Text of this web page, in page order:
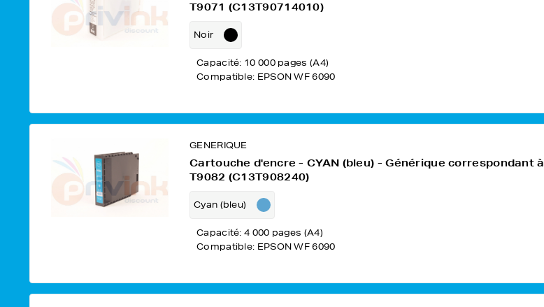
T9071 (C13T90714010)
Noir
Capacité: 10 000 pages (A4)
Compatible: EPSON WF 6090
GENERIQUE
Cartouche d'encre - CYAN (bleu) - Générique correspondant à
T9082 (C13T908240)
Cyan (bleu)
Capacité: 4 000 pages (A4)
Compatible: EPSON WF 6090